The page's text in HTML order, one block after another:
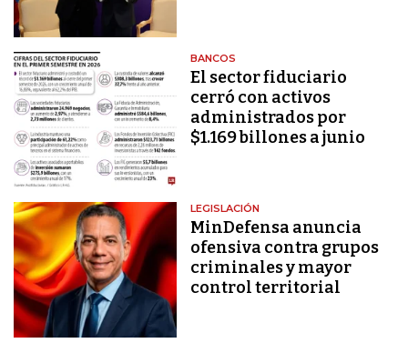
BANCOS
El sector fiduciario
cerró con activos
administrados por
$1.169 billones a junio
LEGISLACIÓN
MinDefensa anuncia
ofensiva contra grupos
criminales y mayor
control territorial